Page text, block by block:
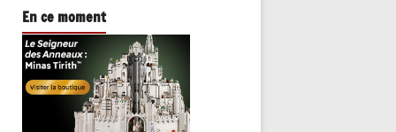
En ce moment